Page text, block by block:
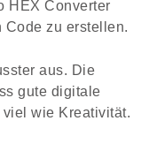
HEX Converter
Code zu erstellen.
aus. Die
gute digitale
wie Kreativität.